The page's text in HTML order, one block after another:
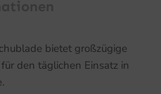
bietet großzügige
den täglichen Einsatz in